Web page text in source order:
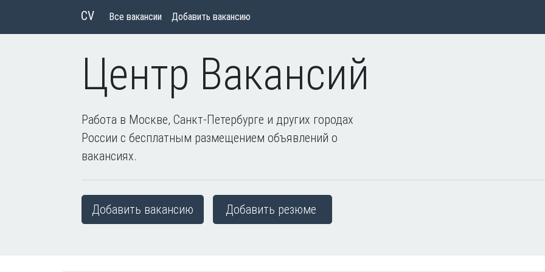
CV Все вакансии Добавить вакансию
Центр Вакансий
Работа в Москве, Санкт-Петербурге и других городах
России с бесплатным размещением объявлений о
вакансиях.
Добавить вакансию Добавить резюме